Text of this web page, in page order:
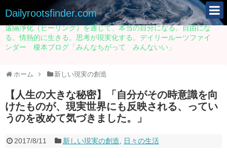
Dailyrootsfinder.com
遠隔浄化（ヒーリング）を通じて、本当の自分になる。自由にな
る。情熱的に生きる。思考が現実化する。デイリールーツファイ
ンダー 榎本ブログ「みんなちがって みんないい」
ホーム 新しい現実の創造
【人生の大きな秘密】「自分がその時意識を向
けたものが、現実世界にも反映される、ってい
うのを改めて気づきました。」
2017/8/11 新しい現実の創造 日々の生活